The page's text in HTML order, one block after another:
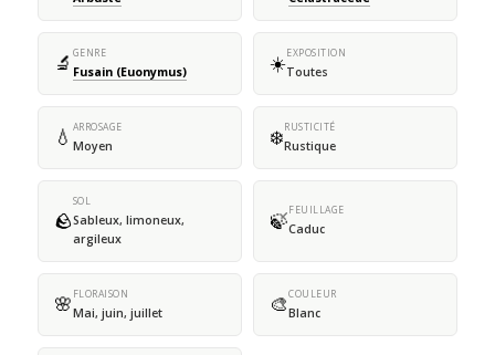
🔬 GENRE
Fusain (Euonymus) ☀️EXPOSITION
Toutes
💧 ARROSAGE
Moyen ❄️RUSTICITÉ
Rustique
🪨
SOL
Sableux, limoneux,
argileux
🍃FEUILLAGE
Caduc
🌸 FLORAISON
Mai, juin, juillet 🎨COULEUR
Blanc